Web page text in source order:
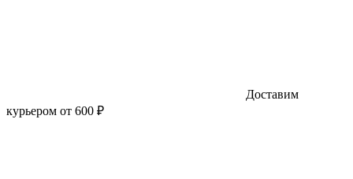
Доставим
курьером от 600 ₽